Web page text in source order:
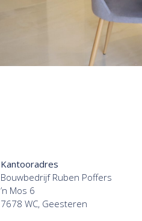
Kantooradres
Bouwbedrijf Ruben Poffers
’n Mos 6
7678 WC, Geesteren